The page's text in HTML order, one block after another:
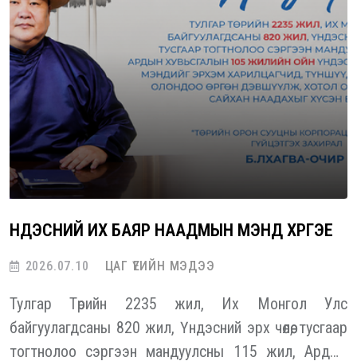
ҮНДЭСНИЙ ИХ БАЯР НААДМЫН МЭНД ХҮРГЭЕ
2026.07.10 ЦАГ ҮЕИЙН МЭДЭЭ
Тулгар Төрийн 2235 жил, Их Монгол Улс
байгуулагдсаны 820 жил, Үндэсний эрх чөлөө, тусгаар
тогтнолоо сэргээн мандуулсны 115 жил, Ардын